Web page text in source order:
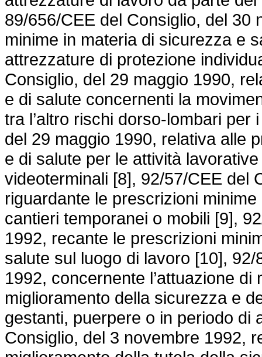
89/656/CEE del Consiglio, del 30
minime in materia di sicurezza e
attrezzature di protezione
Consiglio, del 29 maggio 1990,
e di salute concernenti la
tra l’altro rischi dorso-lombari
del 29 maggio 1990, relativa alle
e di salute per le attività
videoterminali [8], 92/57/CEE del
riguardante le prescrizioni
cantieri temporanei o mobili [9],
1992, recante le prescrizioni
salute sul luogo di lavoro [10],
1992, concernente l’attuazione
miglioramento della sicurezza e
gestanti, puerpere o in periodo di
Consiglio, del 3 novembre 1992,